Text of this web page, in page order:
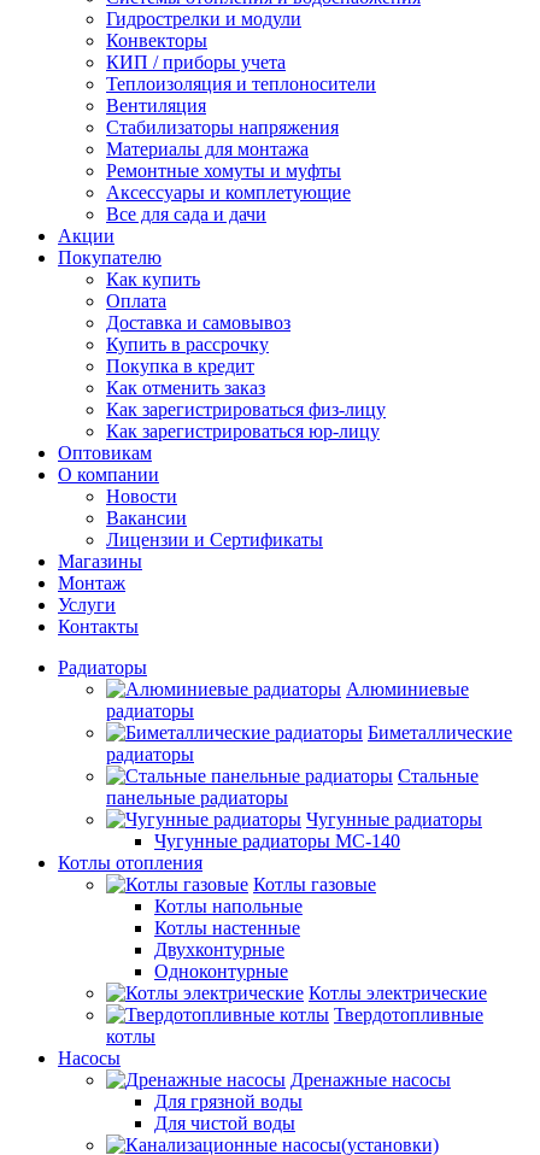
Гидрострелки и модули
Конвекторы
КИП / приборы учета
Теплоизоляция и теплоносители
Вентиляция
Стабилизаторы напряжения
Материалы для монтажа
Ремонтные хомуты и муфты
Аксессуары и комплетующие
Все для сада и дачи
Акции
Покупателю
Как купить
Оплата
Доставка и самовывоз
Купить в рассрочку
Покупка в кредит
Как отменить заказ
Как зарегистрироваться физ-лицу
Как зарегистрироваться юр-лицу
Оптовикам
О компании
Новости
Вакансии
Лицензии и Сертификаты
Магазины
Монтаж
Услуги
Контакты
Радиаторы
Алюминиевые
радиаторы
Биметаллические
радиаторы
Стальные
панельные радиаторы
Чугунные радиаторы
Чугунные радиаторы МС-140
Котлы отопления
Котлы газовые
Котлы напольные
Котлы настенные
Двухконтурные
Одноконтурные
Котлы электрические
Твердотопливные
котлы
Насосы
Дренажные насосы
Для грязной воды
Для чистой воды